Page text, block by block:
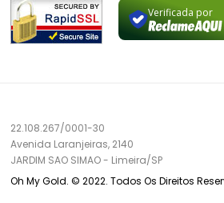
Verificada por
22.108.267/0001-30
Avenida Laranjeiras, 2140
JARDIM SAO SIMAO - Limeira/SP
Oh My Gold. © 2022. Todos Os Direitos